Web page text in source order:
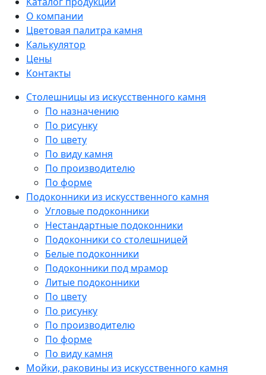
О компании
Цветовая палитра камня
Калькулятор
Цены
Контакты
Столешницы из искусственного камня
По назначению
По рисунку
По цвету
По виду камня
По производителю
По форме
Подоконники из искусственного камня
Угловые подоконники
Нестандартные подоконники
Подоконники со столешницей
Белые подоконники
Подоконники под мрамор
Литые подоконники
По цвету
По рисунку
По производителю
По форме
По виду камня
Мойки, раковины из искусственного камня